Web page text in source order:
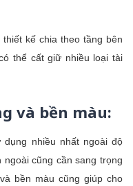
kế chia theo tầng bên
thể cất giữ nhiều loại tài
và bền màu:
nhiều nhất ngoài độ
cũng cần sang trọng
bền màu cũng giúp cho